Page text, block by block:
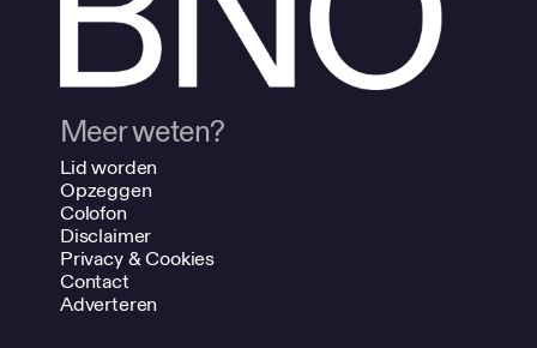
Meer weten?
Lid worden
Opzeggen
Colofon
Disclaimer
Privacy & Cookies
Contact
Adverteren